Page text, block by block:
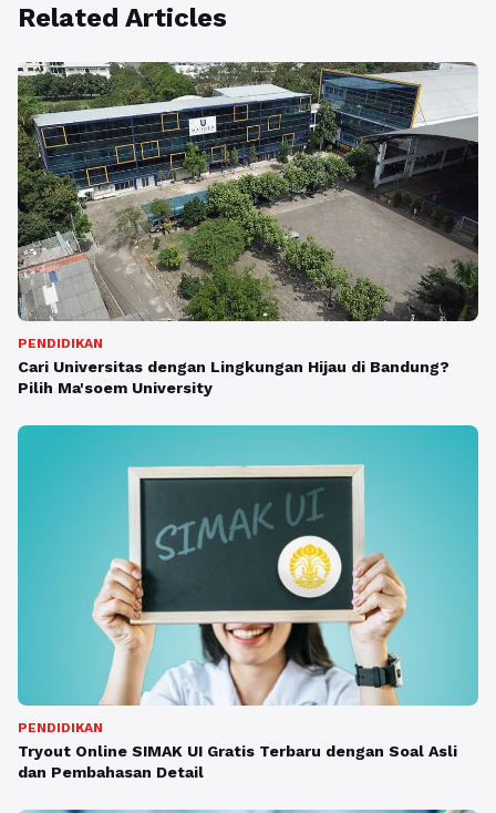
Related Articles
PENDIDIKAN
Cari Universitas dengan Lingkungan Hijau di Bandung?
Pilih Ma'soem University
PENDIDIKAN
Tryout Online SIMAK UI Gratis Terbaru dengan Soal Asli
dan Pembahasan Detail